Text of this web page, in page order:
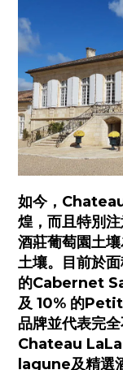
如今，
煌，而且特別注
酒莊葡萄園土
土壤。目前於
的Cabernet
及 10% 的
品牌並代表完
Chateau
lagune及精